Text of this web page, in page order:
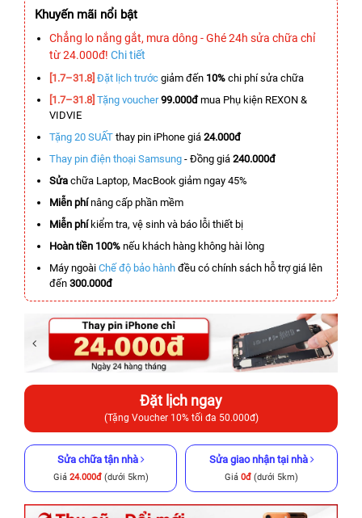
Khuyến mãi nổi bật
Chẳng lo nắng gắt, mưa dông - Ghé 24h sửa chữa chỉ
từ 24.000đ! Chi tiết
[1.7–31.8] Đặt lịch trước giảm đến 10% chi phí sửa chữa
[1.7–31.8] Tặng voucher 99.000đmua Phụ kiện REXON &
VIDVIE
Tặng 20 SUẤT thay pin iPhone giá 24.000đ
Thay pin điện thoại Samsung - Đồng giá 240.000đ
Sửa chữa Laptop, MacBook giảm ngay 45%
Miễn phínâng cấp phần mềm
Miễn phíkiểm tra, vệ sinh và báo lỗi thiết bị
Hoàn tiền 100% nếu khách hàng không hài lòng
Máy ngoài Chế độ bảo hành đều có chính sách hỗ trợ giá lên
đến 300.000đ
Đặt lịch ngay
(Tặng Voucher 10% tối đa 50.000đ)
Sửa chữa tận nhà
Giá 24.000đ(dưới 5km)
Sửa giao nhận tại nhà
Giá 0đ (dưới 5km)